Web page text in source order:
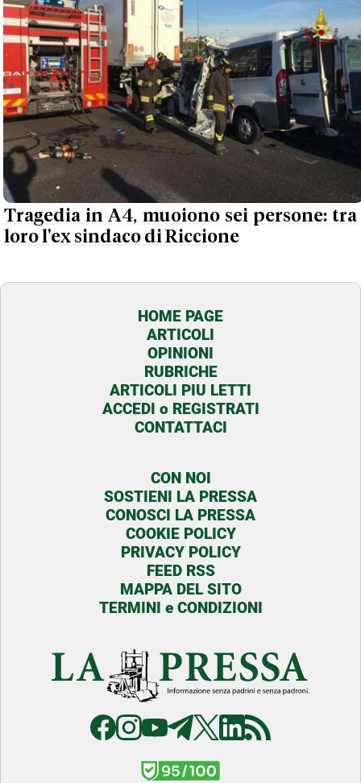
Tragedia in A4, muoiono sei persone: tra
loro l'ex sindaco di Riccione
HOME PAGE
ARTICOLI
OPINIONI
RUBRICHE
ARTICOLI PIU LETTI
ACCEDI o REGISTRATI
CONTATTACI
CON NOI
SOSTIENI LA PRESSA
CONOSCI LA PRESSA
COOKIE POLICY
PRIVACY POLICY
FEED RSS
MAPPA DEL SITO
TERMINI e CONDIZIONI